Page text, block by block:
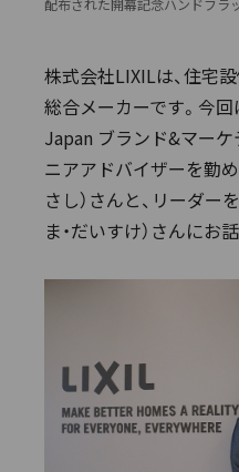
株式会社LIXILは、住宅
総合メーカーです。今
Japan ブランド&マー
ニアアドバイザーを勤
さし）さんと、リーダー
ま・だいすけ）さんにお